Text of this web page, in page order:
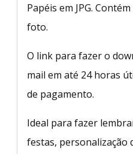
Papéis em JPG.
foto.
O link para fazer o
mail em até 24 horas
de pagamento.
Ideal para fazer
festas, personalização